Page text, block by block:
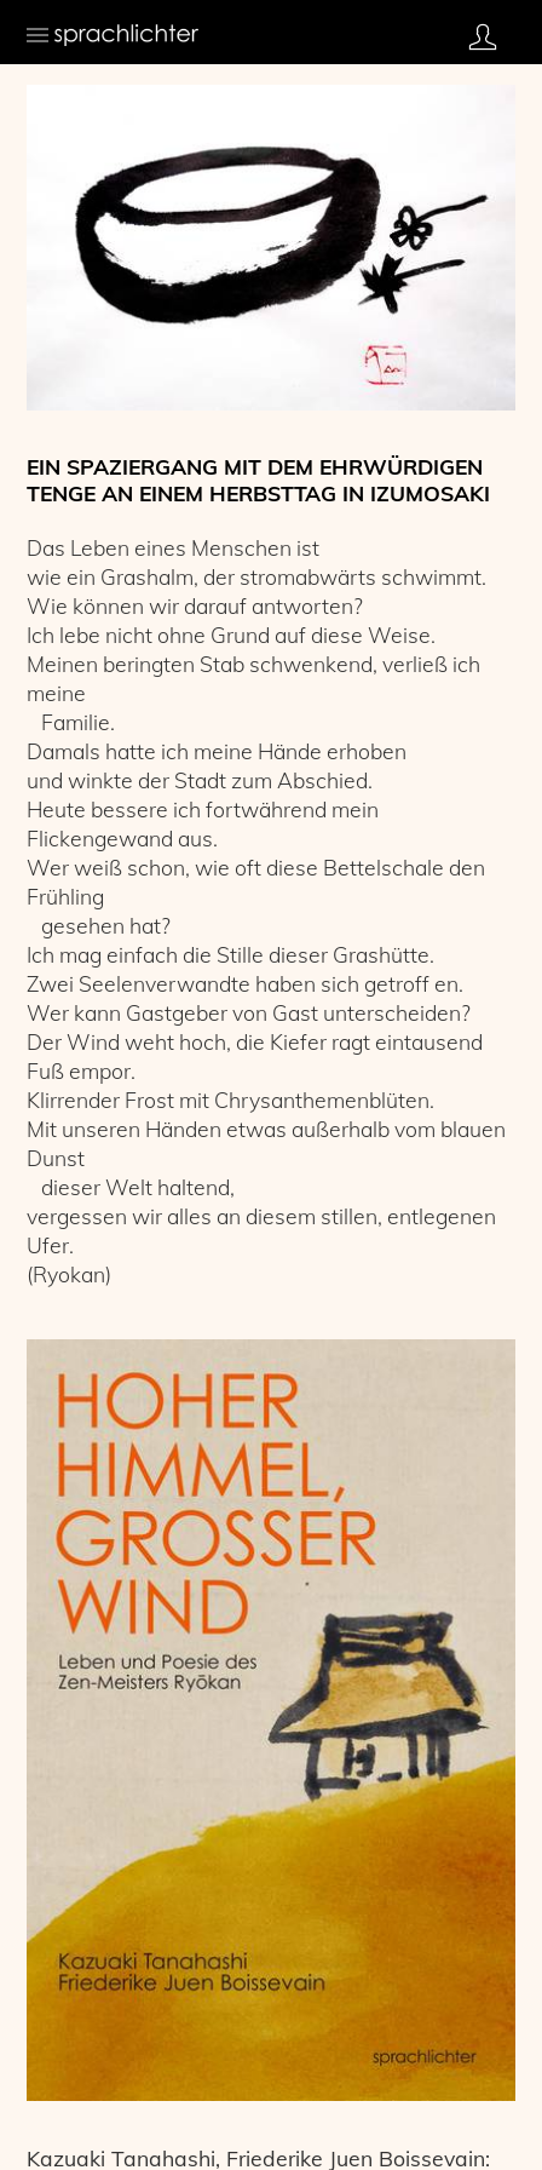
EIN SPAZIERGANG MIT DEM EHRWÜRDIGEN
TENGE AN EINEM HERBSTTAG IN IZUMOSAKI
Das Leben eines Menschen ist
wie ein Grashalm, der stromabwärts schwimmt.
Wie können wir darauf antworten?
Ich lebe nicht ohne Grund auf diese Weise.
Meinen beringten Stab schwenkend, verließ ich
meine
Familie.
Damals hatte ich meine Hände erhoben
und winkte der Stadt zum Abschied.
Heute bessere ich fortwährend mein
Flickengewand aus.
Wer weiß schon, wie oft diese Bettelschale den
Frühling
gesehen hat?
Ich mag einfach die Stille dieser Grashütte.
Zwei Seelenverwandte haben sich getroff en.
Wer kann Gastgeber von Gast unterscheiden?
Der Wind weht hoch, die Kiefer ragt eintausend
Fuß empor.
Klirrender Frost mit Chrysanthemenblüten.
Mit unseren Händen etwas außerhalb vom blauen
Dunst
dieser Welt haltend,
vergessen wir alles an diesem stillen, entlegenen
Ufer.
(Ryokan)
Kazuaki Tanahashi, Friederike Juen Boissevain: